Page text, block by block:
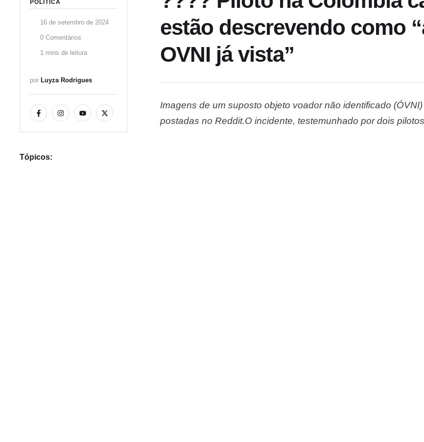
POLÍTICA
16 de setembro de 2024
0 Comentários
1 mins de leitura
por Luyza Rodrigues
Tópicos:
estão descrevendo como
OVNI já vista”
Imagens de um suposto objeto voador não identificado
postadas no Reddit.O incidente, testemunhado por dois